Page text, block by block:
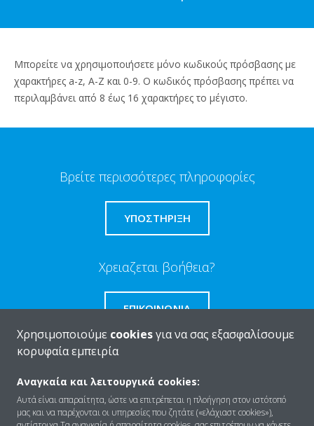
Μπορείτε να χρησιμοποιήσετε μόνο κωδικούς πρόσβασης με
χαρακτήρες a-z, A-Z και 0-9. Ο κωδικός πρόσβασης πρέπει να
περιλαμβάνει από 8 έως 16 χαρακτήρες το μέγιστο.
Βρείτε περισσότερες πληροφορίες
ΥΠΟΣΤΗΡΙΞΗ
Χρειαζεται βοήθεια?
ΕΠΙΚΟΙΝΩΝΊΑ
Ποιοι είμαστε
Χρησιμοποιούμε cookiesγια να σας εξασφαλίσουμε
κορυφαία εμπειρία
Αναγκαία και λειτουργικά cookies:
Αυτά είναι απαραίτητα, ώστε να επιτρέπεται η πλοήγηση στον ιστότοπό
μας και να παρέχονται οι υπηρεσίες που ζητάτε («ελάχιαστ cookies»),